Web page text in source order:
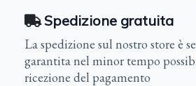
Spedizione gratuita
La spedizione sul nostro store è
garantita nel minor tempo
ricezione del pagamento